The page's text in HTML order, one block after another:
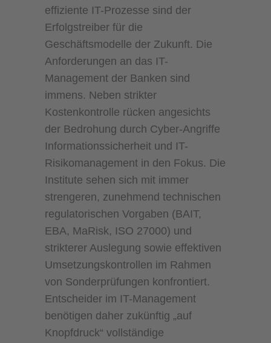
effiziente IT-Prozesse sind der
Erfolgstreiber für die
Geschäftsmodelle der Zukunft. Die
Anforderungen an das IT-
Management der Banken sind
immens. Neben strikter
Kostenkontrolle rücken angesichts
der Bedrohung durch Cyber-Angriffe
Informationssicherheit und IT-
Risikomanagement in den Fokus. Die
Institute sehen sich mit immer
strengeren, zunehmend technischen
regulatorischen Vorgaben (BAIT,
EBA, MaRisk, ISO 27000) und
strikterer Auslegung sowie effektiven
Umsetzungskontrollen im Rahmen
von Sonderprüfungen konfrontiert.
Entscheider im IT-Management
benötigen daher zukünftig „auf
Knopfdruck“ vollständige